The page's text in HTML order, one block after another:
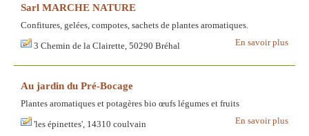
Sarl MARCHE NATURE
Confitures, gelées, compotes, sachets de plantes aromatiques.
En savoir plus
3 Chemin de la Clairette, 50290 Bréhal
Au jardin du Pré-Bocage
Plantes aromatiques et potagères bio œufs légumes et fruits
En savoir plus
'les épinettes', 14310 coulvain